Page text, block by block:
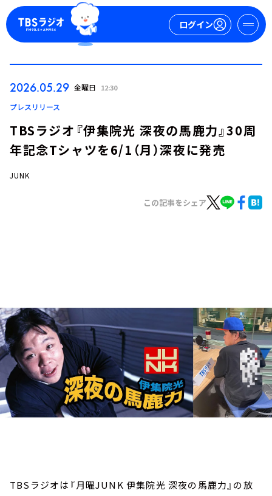
ログイン
YouTube
会社情報
2026.05.29 金曜日 12:30
プレスリリース
TBSラジオ『伊集院光 深夜の馬鹿力』30周
年記念Tシャツを6/1（月）深夜に発売
JUNK
この記事をシェア
TBSラジオは『月曜JUNK 伊集院光 深夜の馬鹿力』の放